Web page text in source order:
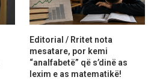
Editorial / Rritet nota
mesatare, por kemi
“analfabetë” që s’dinë as
lexim e as matematikë!